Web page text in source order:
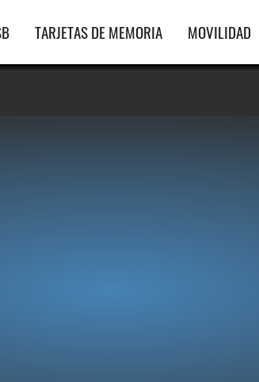
TARJETAS DE MEMORIA MOVILIDAD